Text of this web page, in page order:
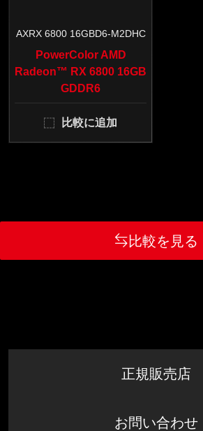
AXRX 6800 16GBD6-M2DHC
PowerColor AMD
Radeon™ RX 6800 16GB
GDDR6
比較に追加
比較を見る
正規販売店
お問い合わせ